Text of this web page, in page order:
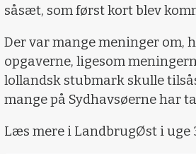
såsæt, som først kort blev
Der var mange meninger om,
opgaverne, ligesom
lollandsk stubmark skulle
mange på Sydhavsøerne har
Læs mere i LandbrugØst i uge